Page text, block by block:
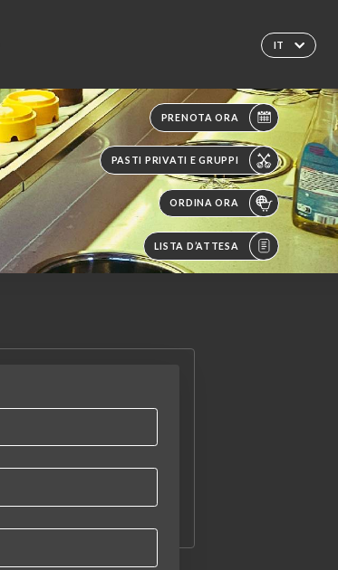
IT
PRENOTA ORA
PASTI PRIVATI E GRUPPI
ORDINA ORA
LISTA D’ATTESA